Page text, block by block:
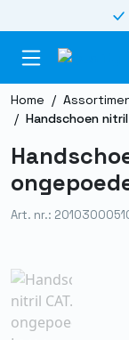
Home /
/ Handschoen
Art. nr.: